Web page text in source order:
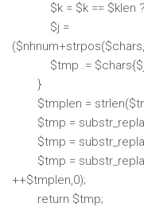
$k = $k == $klen ?
$j =
$tmp .=
}
$tmplen =
$tmp =
$tmp =
$tmp =
++$tmplen,0);
return $tmp;